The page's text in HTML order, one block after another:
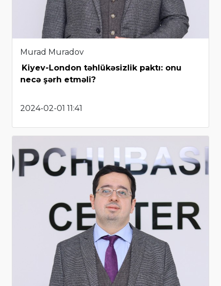
Murad Muradov
Kiyev-London təhlükəsizlik paktı: onu
necə şərh etməli?
2024-02-01 11:41